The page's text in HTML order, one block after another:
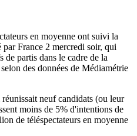
en moyenne ont suivi la
France 2 mercredi soir, qui
de partis dans le cadre de la
des données de Médiamétrie
neuf candidats (ou leur
moins de 5% d'intentions de
de téléspectateurs en moyenne